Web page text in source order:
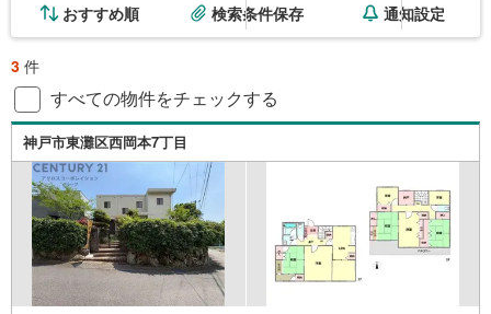
おすすめ順 検索条件保存 通知設定
3 件
すべての物件をチェックする
神戸市東灘区西岡本7丁目